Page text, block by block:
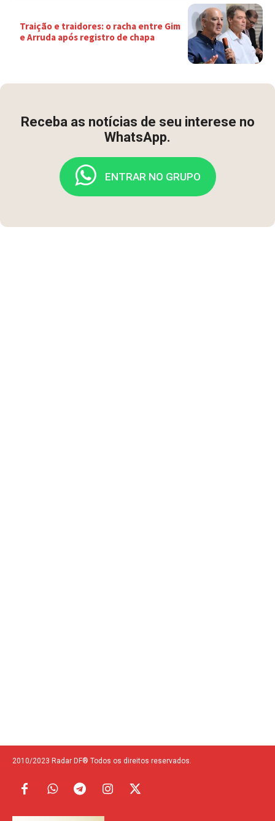
Traição e traidores: o racha entre Gim
e Arruda após registro de chapa
Receba as notícias de seu interese no
WhatsApp.
ENTRAR NO GRUPO
2010/2023 Radar DF® Todos os direitos reservados.